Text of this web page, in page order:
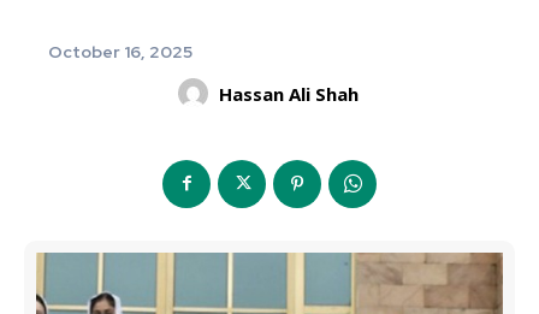
October 16, 2025
Hassan Ali Shah